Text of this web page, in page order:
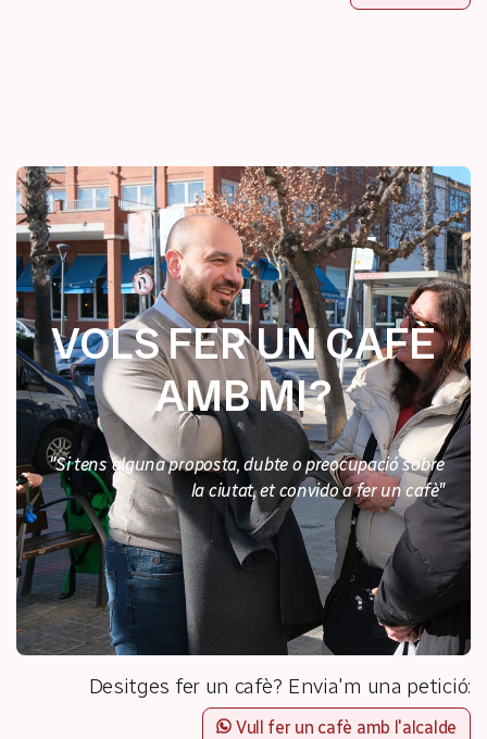
VOLS FER UN CAFÈ
AMB MI?
"Si tens alguna proposta, dubte o preocupació sobre
la ciutat, et convido a fer un cafè"
Desitges fer un cafè? Envia'm una petició:
Vull fer un cafè amb l'alcalde